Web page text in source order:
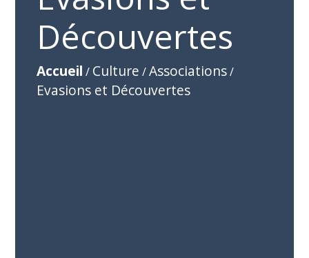
Découvertes
Accueil / Culture /Associations/
Evasions et Découvertes